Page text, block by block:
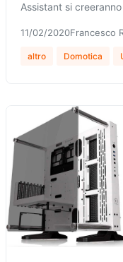
Assistant si
11/02/2020Francesco
altro Domotica